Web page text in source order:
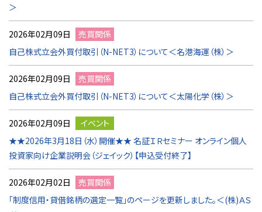
＞
2026年02月09日
売買関係
自己株式立会外買付取引（N-NET3）について＜名港海運（株）＞
2026年02月09日
売買関係
自己株式立会外買付取引（N-NET3）について＜太陽化学（株）＞
2026年02月09日
イベント
★★2026年3月18日（水）開催★★ 名証ＩＲセミナー オンライン個人
投資家向け企業説明会（ジェイック）【申込受付終了】
2026年02月02日
売買関係
「制度信用・貸借銘柄の選定一覧」のページを更新しました。＜(株)ＡＳ